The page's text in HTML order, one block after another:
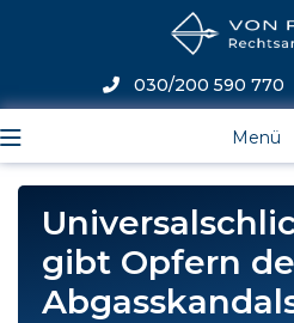
Menü
030/200 590 770
gibt Opfern